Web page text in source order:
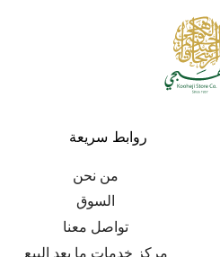
روابط سريعة
من نحن
السوق
تواصل معنا
مركز خدمات ما بعد البيع